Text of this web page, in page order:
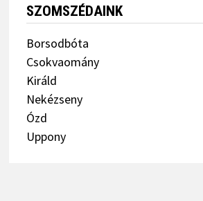
SZOMSZÉDAINK
Borsodbóta
Csokvaomány
Királd
Nekézseny
Ózd
Uppony